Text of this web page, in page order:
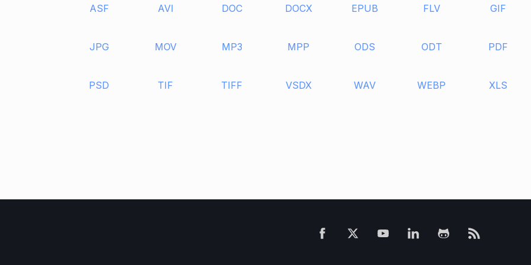
ASF AVI DOC DOCX EPUB FLV GIF
JPG MOV MP3 MPP ODS ODT PDF
PSD TIF TIFF VSDX WAV WEBP XLS